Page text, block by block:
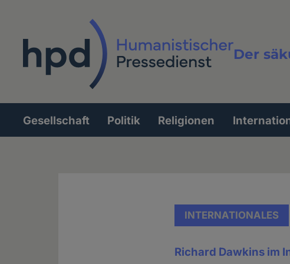
Der
Hauptnavigation
Gesellschaft Politik Religionen
INTERNATIONALES
Richard Dawkins im